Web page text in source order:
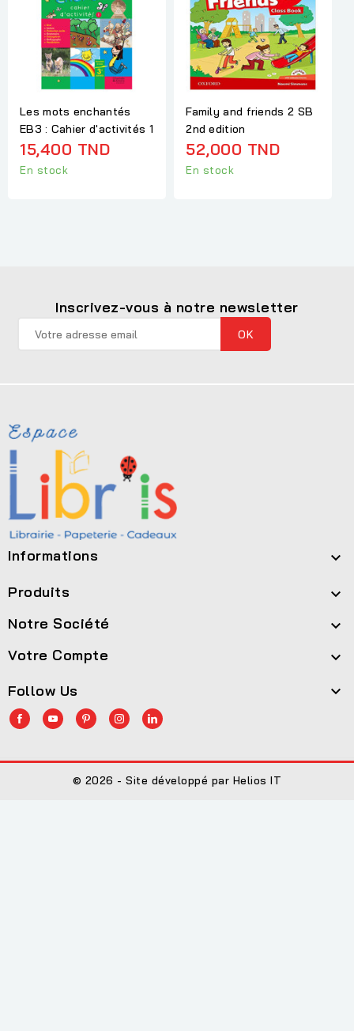
Les mots enchantés
EB3 : Cahier d'activités 1
15,400 TND
En stock
Family and friends 2 SB
2nd edition
52,000 TND
En stock
Inscrivez-vous à notre newsletter
Informations 
Produits 
Notre Société 
Votre Compte 
Follow Us 
© 2026 - Site développé par Helios IT